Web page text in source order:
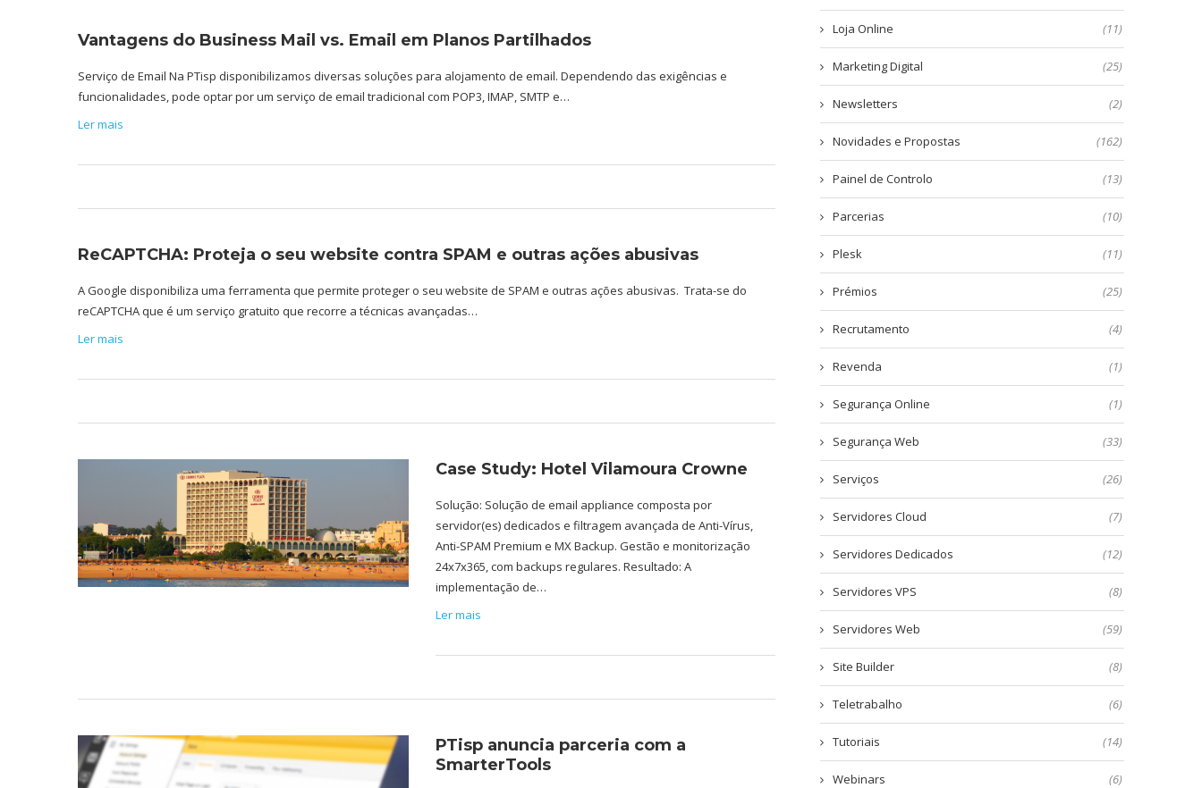
Vantagens do Business Mail vs. Email em Planos Partilhados
Serviço de Email Na PTisp disponibilizamos diversas soluções para alojamento de email. Dependendo das exigências e
funcionalidades, pode optar por um serviço de email tradicional com POP3, IMAP, SMTP e…
Ler mais
ReCAPTCHA: Proteja o seu website contra SPAM e outras ações abusivas
A Google disponibiliza uma ferramenta que permite proteger o seu website de SPAM e outras ações abusivas. Trata-se do
reCAPTCHA que é um serviço gratuito que recorre a técnicas avançadas…
Ler mais
Case Study: Hotel Vilamoura Crowne
Solução: Solução de email appliance composta por
servidor(es) dedicados e filtragem avançada de Anti-Vírus,
Anti-SPAM Premium e MX Backup. Gestão e monitorização
24x7x365, com backups regulares. Resultado: A
implementação de…
Ler mais
PTisp anuncia parceria com a
SmarterTools
Loja Online (11)
Marketing Digital (25)
Newsletters (2)
Novidades e Propostas (162)
Painel de Controlo (13)
Parcerias (10)
Plesk (11)
Prémios (25)
Recrutamento (4)
Revenda (1)
Segurança Online (1)
Segurança Web (33)
Serviços (26)
Servidores Cloud (7)
Servidores Dedicados (12)
Servidores VPS (8)
Servidores Web (59)
Site Builder (8)
Teletrabalho (6)
Tutoriais (14)
Webinars (6)